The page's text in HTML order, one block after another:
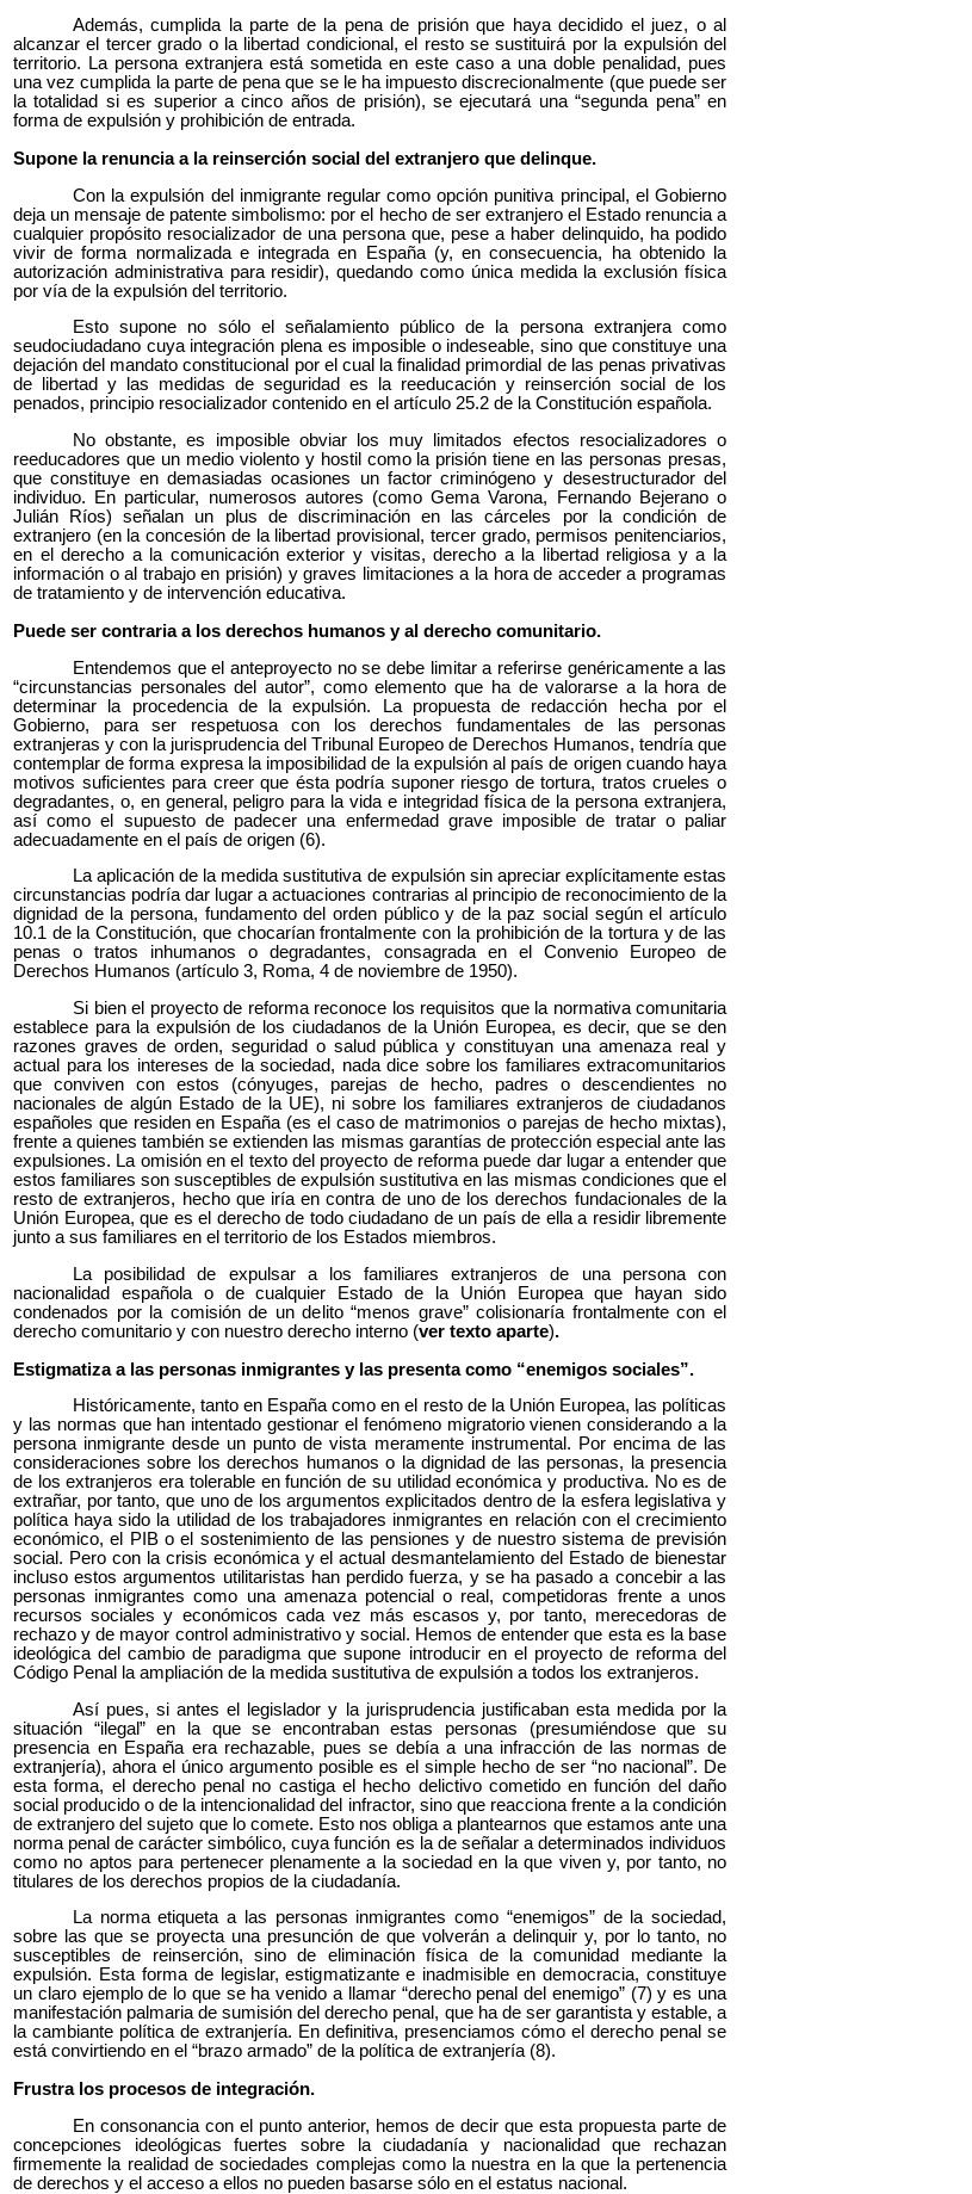
Además, cumplida la parte de la pena de prisión que haya decidido el juez, o al
alcanzar el tercer grado o la libertad condicional, el resto se sustituirá por la expulsión del
territorio. La persona extranjera está sometida en este caso a una doble penalidad, pues
una vez cumplida la parte de pena que se le ha impuesto discrecionalmente (que puede ser
la totalidad si es superior a cinco años de prisión), se ejecutará una “segunda pena” en
forma de expulsión y prohibición de entrada.
Supone la renuncia a la reinserción social del extranjero que delinque.
Con la expulsión del inmigrante regular como opción punitiva principal, el Gobierno
deja un mensaje de patente simbolismo: por el hecho de ser extranjero el Estado renuncia a
cualquier propósito resocializador de una persona que, pese a haber delinquido, ha podido
vivir de forma normalizada e integrada en España (y, en consecuencia, ha obtenido la
autorización administrativa para residir), quedando como única medida la exclusión física
por vía de la expulsión del territorio.
Esto supone no sólo el señalamiento público de la persona extranjera como
seudociudadano cuya integración plena es imposible o indeseable, sino que constituye una
dejación del mandato constitucional por el cual la finalidad primordial de las penas privativas
de libertad y las medidas de seguridad es la reeducación y reinserción social de los
penados, principio resocializador contenido en el artículo 25.2 de la Constitución española.
No obstante, es imposible obviar los muy limitados efectos resocializadores o
reeducadores que un medio violento y hostil como la prisión tiene en las personas presas,
que constituye en demasiadas ocasiones un factor criminógeno y desestructurador del
individuo. En particular, numerosos autores (como Gema Varona, Fernando Bejerano o
Julián Ríos) señalan un plus de discriminación en las cárceles por la condición de
extranjero (en la concesión de la libertad provisional, tercer grado, permisos penitenciarios,
en el derecho a la comunicación exterior y visitas, derecho a la libertad religiosa y a la
información o al trabajo en prisión) y graves limitaciones a la hora de acceder a programas
de tratamiento y de intervención educativa.
Puede ser contraria a los derechos humanos y al derecho comunitario.
Entendemos que el anteproyecto no se debe limitar a referirse genéricamente a las
“circunstancias personales del autor”, como elemento que ha de valorarse a la hora de
determinar la procedencia de la expulsión. La propuesta de redacción hecha por el
Gobierno, para ser respetuosa con los derechos fundamentales de las personas
extranjeras y con la jurisprudencia del Tribunal Europeo de Derechos Humanos, tendría que
contemplar de forma expresa la imposibilidad de la expulsión al país de origen cuando haya
motivos suficientes para creer que ésta podría suponer riesgo de tortura, tratos crueles o
degradantes, o, en general, peligro para la vida e integridad física de la persona extranjera,
así como el supuesto de padecer una enfermedad grave imposible de tratar o paliar
adecuadamente en el país de origen (6).
La aplicación de la medida sustitutiva de expulsión sin apreciar explícitamente estas
circunstancias podría dar lugar a actuaciones contrarias al principio de reconocimiento de la
dignidad de la persona, fundamento del orden público y de la paz social según el artículo
10.1 de la Constitución, que chocarían frontalmente con la prohibición de la tortura y de las
penas o tratos inhumanos o degradantes, consagrada en el Convenio Europeo de
Derechos Humanos (artículo 3, Roma, 4 de noviembre de 1950).
Si bien el proyecto de reforma reconoce los requisitos que la normativa comunitaria
establece para la expulsión de los ciudadanos de la Unión Europea, es decir, que se den
razones graves de orden, seguridad o salud pública y constituyan una amenaza real y
actual para los intereses de la sociedad, nada dice sobre los familiares extracomunitarios
que conviven con estos (cónyuges, parejas de hecho, padres o descendientes no
nacionales de algún Estado de la UE), ni sobre los familiares extranjeros de ciudadanos
españoles que residen en España (es el caso de matrimonios o parejas de hecho mixtas),
frente a quienes también se extienden las mismas garantías de protección especial ante las
expulsiones. La omisión en el texto del proyecto de reforma puede dar lugar a entender que
estos familiares son susceptibles de expulsión sustitutiva en las mismas condiciones que el
resto de extranjeros, hecho que iría en contra de uno de los derechos fundacionales de la
Unión Europea, que es el derecho de todo ciudadano de un país de ella a residir libremente
junto a sus familiares en el territorio de los Estados miembros.
La posibilidad de expulsar a los familiares extranjeros de una persona con
nacionalidad española o de cualquier Estado de la Unión Europea que hayan sido
condenados por la comisión de un delito “menos grave” colisionaría frontalmente con el
derecho comunitario y con nuestro derecho interno (ver texto aparte).
Estigmatiza a las personas inmigrantes y las presenta como “enemigos sociales”.
Históricamente, tanto en España como en el resto de la Unión Europea, las políticas
y las normas que han intentado gestionar el fenómeno migratorio vienen considerando a la
persona inmigrante desde un punto de vista meramente instrumental. Por encima de las
consideraciones sobre los derechos humanos o la dignidad de las personas, la presencia
de los extranjeros era tolerable en función de su utilidad económica y productiva. No es de
extrañar, por tanto, que uno de los argumentos explicitados dentro de la esfera legislativa y
política haya sido la utilidad de los trabajadores inmigrantes en relación con el crecimiento
económico, el PIB o el sostenimiento de las pensiones y de nuestro sistema de previsión
social. Pero con la crisis económica y el actual desmantelamiento del Estado de bienestar
incluso estos argumentos utilitaristas han perdido fuerza, y se ha pasado a concebir a las
personas inmigrantes como una amenaza potencial o real, competidoras frente a unos
recursos sociales y económicos cada vez más escasos y, por tanto, merecedoras de
rechazo y de mayor control administrativo y social. Hemos de entender que esta es la base
ideológica del cambio de paradigma que supone introducir en el proyecto de reforma del
Código Penal la ampliación de la medida sustitutiva de expulsión a todos los extranjeros.
Así pues, si antes el legislador y la jurisprudencia justificaban esta medida por la
situación “ilegal” en la que se encontraban estas personas (presumiéndose que su
presencia en España era rechazable, pues se debía a una infracción de las normas de
extranjería), ahora el único argumento posible es el simple hecho de ser “no nacional”. De
esta forma, el derecho penal no castiga el hecho delictivo cometido en función del daño
social producido o de la intencionalidad del infractor, sino que reacciona frente a la condición
de extranjero del sujeto que lo comete. Esto nos obliga a plantearnos que estamos ante una
norma penal de carácter simbólico, cuya función es la de señalar a determinados individuos
como no aptos para pertenecer plenamente a la sociedad en la que viven y, por tanto, no
titulares de los derechos propios de la ciudadanía.
La norma etiqueta a las personas inmigrantes como “enemigos” de la sociedad,
sobre las que se proyecta una presunción de que volverán a delinquir y, por lo tanto, no
susceptibles de reinserción, sino de eliminación física de la comunidad mediante la
expulsión. Esta forma de legislar, estigmatizante e inadmisible en democracia, constituye
un claro ejemplo de lo que se ha venido a llamar “derecho penal del enemigo” (7) y es una
manifestación palmaria de sumisión del derecho penal, que ha de ser garantista y estable, a
la cambiante política de extranjería. En definitiva, presenciamos cómo el derecho penal se
está convirtiendo en el “brazo armado” de la política de extranjería (8).
Frustra los procesos de integración.
En consonancia con el punto anterior, hemos de decir que esta propuesta parte de
concepciones ideológicas fuertes sobre la ciudadanía y nacionalidad que rechazan
firmemente la realidad de sociedades complejas como la nuestra en la que la pertenencia
de derechos y el acceso a ellos no pueden basarse sólo en el estatus nacional.